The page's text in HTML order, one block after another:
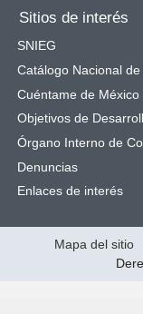
Sitios de interés
SNIEG
Catálogo Nacional
Cuéntame de México
Objetivos de
Órgano Interno de
Denuncias
Enlaces de interés
Mapa del sitio